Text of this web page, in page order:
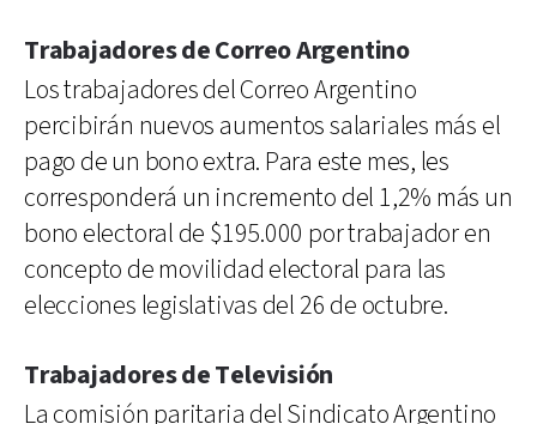
Trabajadores de Correo Argentino
Los trabajadores del Correo Argentino
percibirán nuevos aumentos salariales más el
pago de un bono extra. Para este mes, les
corresponderá un incremento del 1,2% más un
bono electoral de $195.000 por trabajador en
concepto de movilidad electoral para las
elecciones legislativas del 26 de octubre.
Trabajadores de Televisión
La comisión paritaria del Sindicato Argentino